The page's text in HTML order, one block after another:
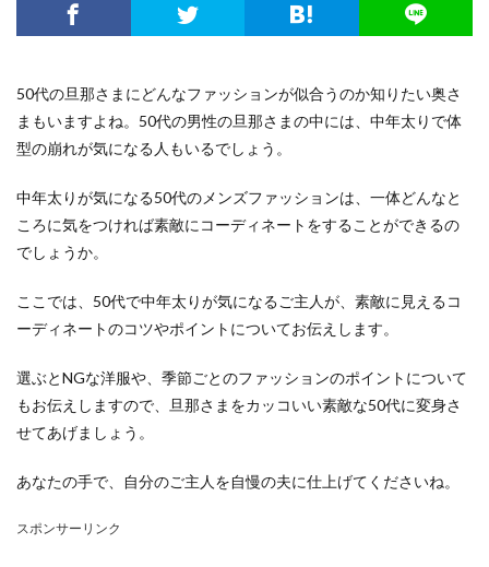
50代の旦那さまにどんなファッションが似合うのか知りたい奥さ
まもいますよね。50代の男性の旦那さまの中には、中年太りで体
型の崩れが気になる人もいるでしょう。
中年太りが気になる50代のメンズファッションは、一体どんなと
ころに気をつければ素敵にコーディネートをすることができるの
でしょうか。
ここでは、50代で中年太りが気になるご主人が、素敵に見えるコ
ーディネートのコツやポイントについてお伝えします。
選ぶとNGな洋服や、季節ごとのファッションのポイントについて
もお伝えしますので、旦那さまをカッコいい素敵な50代に変身さ
せてあげましょう。
あなたの手で、自分のご主人を自慢の夫に仕上げてくださいね。
スポンサーリンク